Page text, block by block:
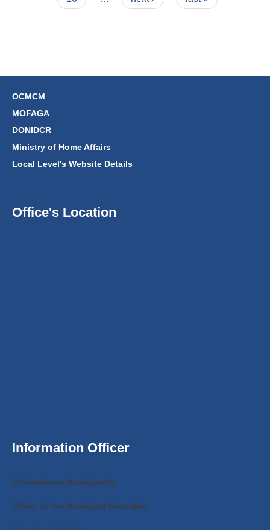
OCMCM
MOFAGA
DONIDCR
Ministry of Home Affairs
Local Level's Website Details
Office's Location
Information Officer
Bhimeshwor Municipality
Office of the Municipal Executive